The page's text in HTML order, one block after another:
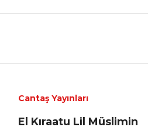
Cantaş Yayınları
El Kıraatu Lil Müslimin